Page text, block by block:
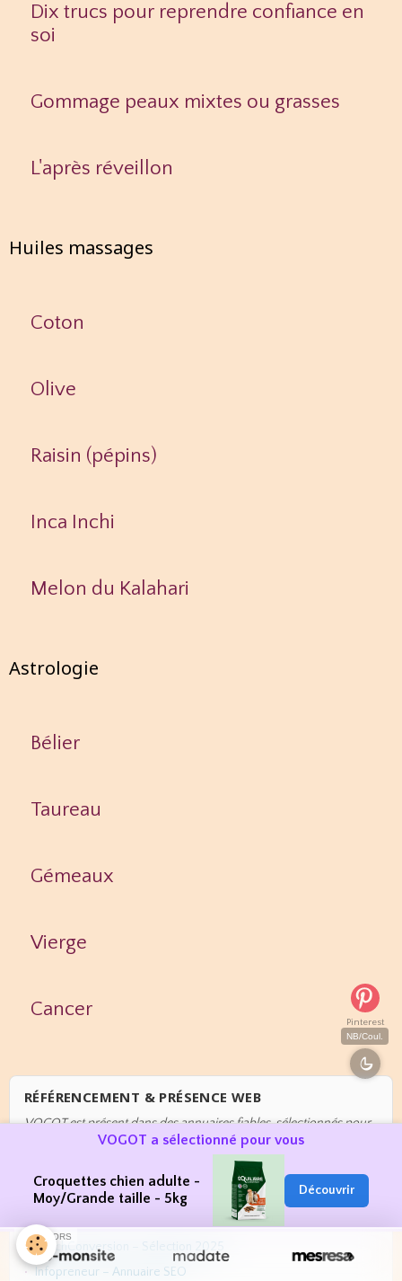
Dix trucs pour reprendre confiance en
soi
Gommage peaux mixtes ou grasses
L'après réveillon
Huiles massages
Coton
Olive
Raisin (pépins)
Inca Inchi
Melon du Kalahari
Astrologie
Bélier
Taureau
Gémeaux
Vierge
Cancer
RÉFÉRENCEMENT & PRÉSENCE WEB
VOGOT est présent dans des annuaires fiables, sélectionnés pour
leur qualité et leur cohérence :
Maxannu – Bien-être
NosAvis – Naturopathes
AjoutezVotreSite
ReachConversion – Sélection 2025
Infopreneur – Annuaire SEO
Pinterest
NB/Coul.
VOGOT a sélectionné pour vous
Croquettes chien adulte -
Moy/Grande taille - 5kg
Découvrir
SPONSORS